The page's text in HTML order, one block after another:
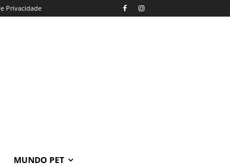
Privacidade
MUNDO PET